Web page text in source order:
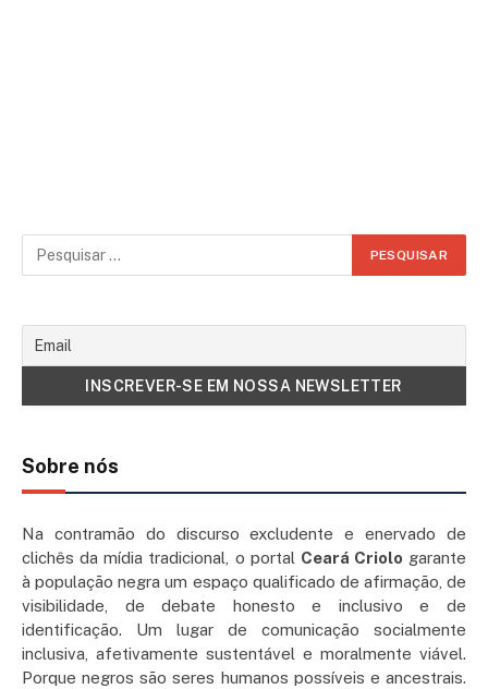
Sobre nós
Na contramão do discurso excludente e enervado de
clichês da mídia tradicional, o portal Ceará Criolo garante
à população negra um espaço qualificado de afirmação, de
visibilidade, de debate honesto e inclusivo e de
identificação. Um lugar de comunicação socialmente
inclusiva, afetivamente sustentável e moralmente viável.
Porque negros são seres humanos possíveis e ancestrais.